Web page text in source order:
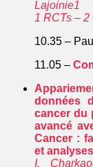
Lajoinie1
1 RCTs –
10.35 –
11.05 –
données
cancer du
avancé
Cancer :
et analyses
I.